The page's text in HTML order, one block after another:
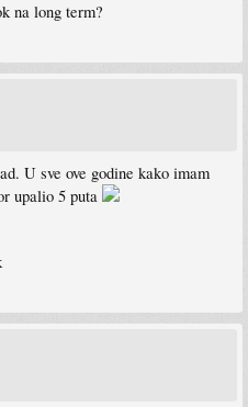
na long term?
U sve ove godine kako imam
upalio 5 puta